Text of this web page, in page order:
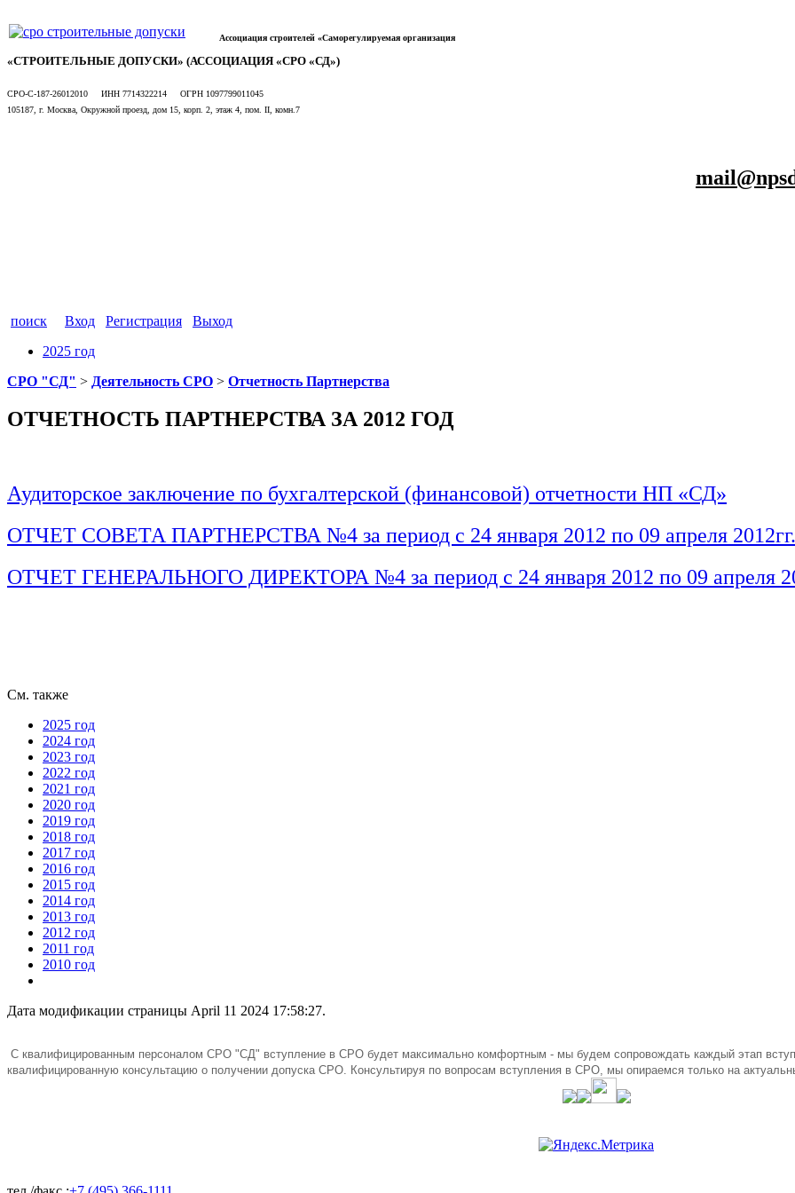
Ассоциация строителей «Саморегулируемая организация
«СТРОИТЕЛЬНЫЕ ДОПУСКИ» (АССОЦИАЦИЯ «СРО «СД»)
СРО-С-187-26012010 ИНН 7714322214 ОГРН 1097799011045
105187, г. Москва, Окружной проезд, дом 15, корп. 2, этаж 4, пом. II, комн.7
поиск Вход Регистрация
Выход
2025 год
СРО "СД" > Деятельность СРО > Отчетность Партнерства
ОТЧЕТНОСТЬ ПАРТНЕРСТВА ЗА 2012 ГОД
Аудиторское заключение по бухгалтерской (финансовой) отчетности НП «СД»
ОТЧЕТ СОВЕТА ПАРТНЕРСТВА №4 за период с 24 января 2012 по 09 апреля 2012гг.
ОТЧЕТ ГЕНЕРАЛЬНОГО ДИРЕКТОРА №4 за период с 24 января 2012 по 09 апреля
См. также
2025 год
2024 год
2023 год
2022 год
2021 год
2020 год
2019 год
2018 год
2017 год
2016 год
2015 год
2014 год
2013 год
2012 год
2011 год
2010 год
Дата модификации страницы April 11 2024 17:58:27.
C квалифицированным персоналом СРО "СД" вступление в СРО будет максимально комфортным - мы будем сопровождать каждый этап
квалифицированную консультацию о получении допуска СРО. Консультируя по вопросам вступления в СРО, мы опираемся только на